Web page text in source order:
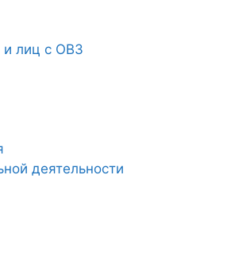
и лиц с ОВЗ
деятельности